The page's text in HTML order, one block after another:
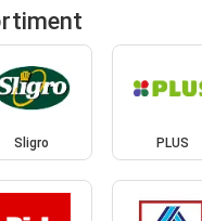
Sligro PLUS